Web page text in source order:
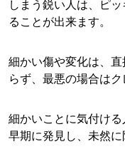
しまう鋭い人は、ピ
ることが出来ます。
細かい傷や変化は、
らず、最悪の場合はク
細かいことに気付け
早期に発見し、未然に